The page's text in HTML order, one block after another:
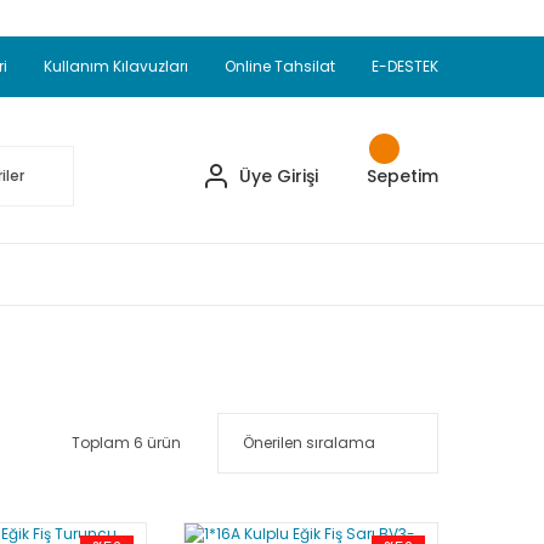
Alımlarda Sepette Ekstra %5 İskonto...
Ürünlerinde 250 Adet Alımlarda Sepette
Kullanım Kılavuzları Online Tahsilat E-DESTEK
Üye Girişi Sepetim
Toplam 6 ürün